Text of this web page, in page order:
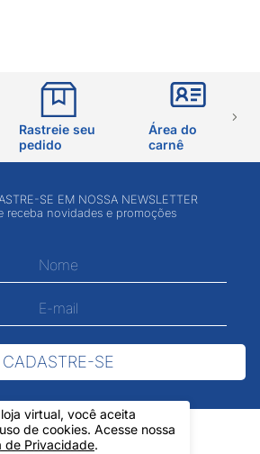
virtual, você aceita
de cookies. Acesse nossa
de Privacidade.
Rastreie seu
pedido
Área do
carnê
SE EM NOSSA NEWSLETTER
receba novidades e promoções
CADASTRE-SE